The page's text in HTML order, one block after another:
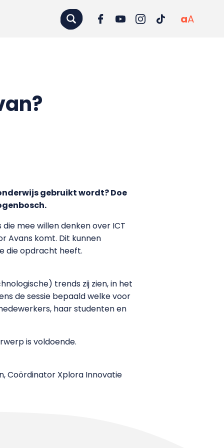
aA
gebruikt wordt? Doe
mee willen denken over ICT
Avans komt. Dit kunnen
die opdracht heeft.
trends zij zien, in het
de sessie bepaald welke voor
haar studenten en
is voldoende.
Coördinator Xplora Innovatie